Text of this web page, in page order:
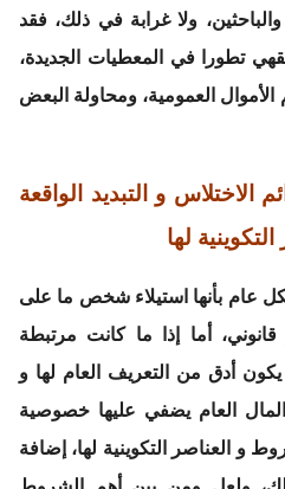
ولا غرابة في ذلك، فقد
تطورا في المعطيات الجديدة،
الأموال العمومية، ومحاولة البعض
الاختلاس و التبديد الواقعة
لها
عام بأنها استيلاء شخص ما على
أما إذا ما كانت مرتبطة
أدق من التعريف العام لها و
العام يضفي عليها خصوصية
العناصر التكوينية لها، إضافة